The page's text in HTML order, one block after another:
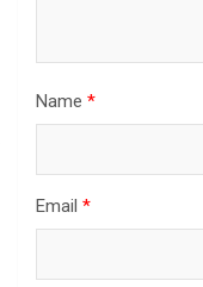
Name *
Email *